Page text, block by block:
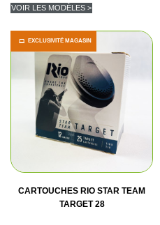
VOIR LES MODÈLES >
CARTOUCHES RIO STAR TEAM
TARGET 28
EXCLUSIVITÉ MAGASIN